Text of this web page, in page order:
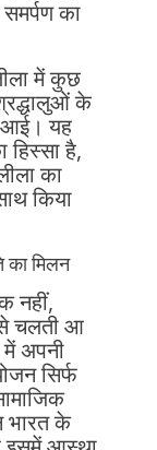
का
में कुछ
के
आई। यह
हिस्सा है,
का
किया
का मिलन
नहीं,
से चलती आ
अपनी
सिर्फ
भारत के